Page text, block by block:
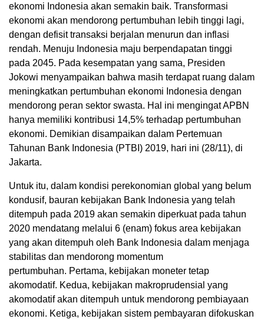
ekonomi Indonesia akan semakin baik. Transformasi
ekonomi akan mendorong pertumbuhan lebih tinggi lagi,
dengan defisit transaksi berjalan menurun dan inflasi
rendah. Menuju Indonesia maju berpendapatan tinggi
pada 2045. Pada kesempatan yang sama, Presiden
Jokowi menyampaikan bahwa masih terdapat ruang dalam
meningkatkan pertumbuhan ekonomi Indonesia dengan
mendorong peran sektor swasta. Hal ini mengingat APBN
hanya memiliki kontribusi 14,5% terhadap pertumbuhan
ekonomi. Demikian disampaikan dalam Pertemuan
Tahunan Bank Indonesia (PTBI) 2019, hari ini (28/11), di
Jakarta.
Untuk itu, dalam kondisi perekonomian global yang belum
kondusif, bauran kebijakan Bank Indonesia yang telah
ditempuh pada 2019 akan semakin diperkuat pada tahun
2020 mendatang melalui 6 (enam) fokus area kebijakan
yang akan ditempuh oleh Bank Indonesia dalam menjaga
stabilitas dan mendorong momentum
pertumbuhan. Pertama, kebijakan moneter tetap
akomodatif. Kedua, kebijakan makroprudensial yang
akomodatif akan ditempuh untuk mendorong pembiayaan
ekonomi. Ketiga, kebijakan sistem pembayaran difokuskan